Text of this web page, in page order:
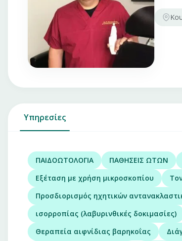
Υπηρεσίες
ΠΑΙΔΟΩΤΟΛΟΓΙΑ ΠΑΘΗΣΕΙΣ ΩΤΩΝ
Εξέταση με χρήση μικροσκοπίου
Προσδιορισμός ηχητικών
ισορροπίας (λαβυρινθικές δοκιμασίες)
Θεραπεία αιφνίδιας βαρηκοΐας